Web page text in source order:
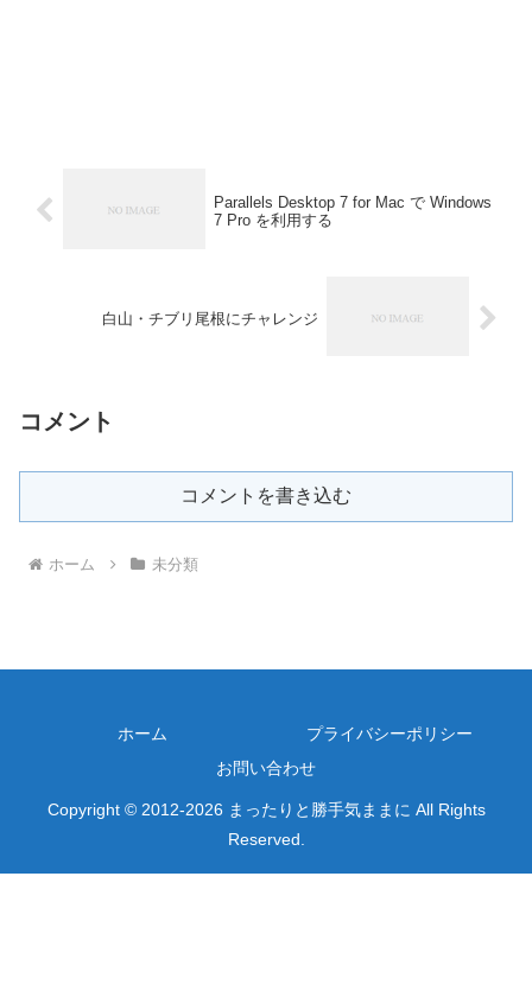
Parallels Desktop 7 for Mac で Windows
7 Pro を利用する
白山・チブリ尾根にチャレンジ
コメント
コメントを書き込む
ホーム 未分類
ホーム
プライバシーポリシー
お問い合わせ
Copyright © 2012-2026 まったりと勝手気ままに All Rights
Reserved.